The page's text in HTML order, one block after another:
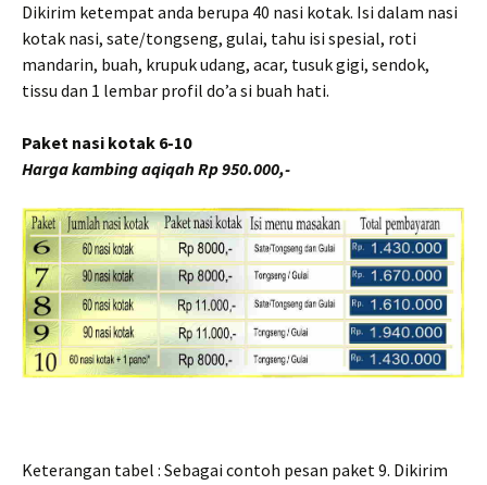
Dikirim ketempat anda berupa 40 nasi kotak. Isi dalam nasi
kotak nasi, sate/tongseng, gulai, tahu isi spesial, roti
mandarin, buah, krupuk udang, acar, tusuk gigi, sendok,
tissu dan 1 lembar profil do’a si buah hati.
Paket nasi kotak 6-10
Harga kambing aqiqah Rp 950.000,-
Keterangan tabel : Sebagai contoh pesan paket 9. Dikirim